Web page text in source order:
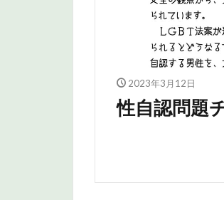
2023年3月12日
性自認問題